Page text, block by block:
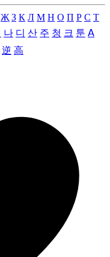
Җ З К Л М Н О П Р С Т
나 디 산 주 청 크 툰 ꓮ
逆 高